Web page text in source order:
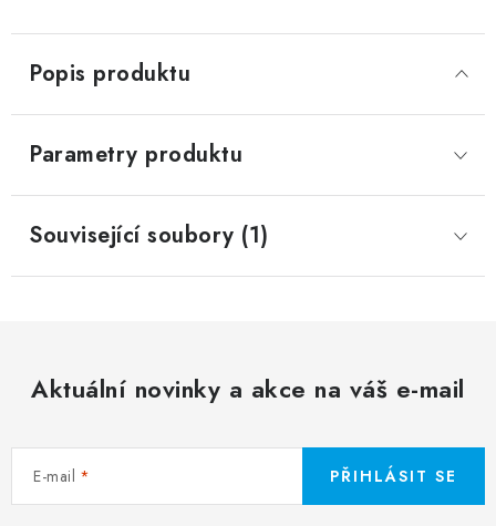
Popis produktu
Parametry produktu
Související soubory (1)
Aktuální novinky a akce na váš e-mail
E-mail PŘIHLÁSIT SE